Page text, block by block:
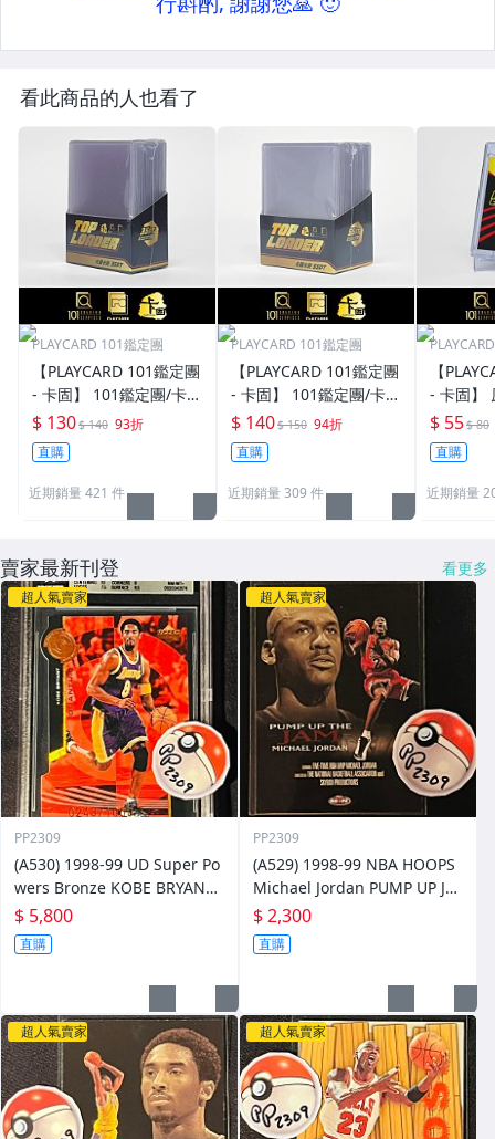
看此商品的人也看了
PLAYCARD 101鑑定團
【PLAYCARD 101鑑定團
- 卡固】 101鑑定團/卡固
原廠原裝 一般卡夾 / 塑
膠殼 尺寸：35pt
$ 130$ 140 93折
直購
近期銷量 421 件
PLAYCARD 101鑑定團
【PLAYCARD 101鑑定團
- 卡固】 101鑑定團/卡固
原廠原裝 一般卡夾 / 塑
膠殼 尺寸：55pt
$ 140$ 150 94折
直購
近期銷量 309 件
【
- 卡固】
卡夾 /
pt /
$ 55$ 80
直購
近期銷量
賣家最新刊登 看更多
超人氣賣家
PP2309
(A530) 1998-99 UD Super Po
wers Bronze KOBE BRYANT
#0243/1000 #PS13
$ 5,800
直購
超人氣賣家
PP2309
(A529) 1998-99 NBA HOOPS
Michael Jordan PUMP UP JA
ME 5 of 10 PJ
$ 2,300
直購
超人氣賣家 超人氣賣家